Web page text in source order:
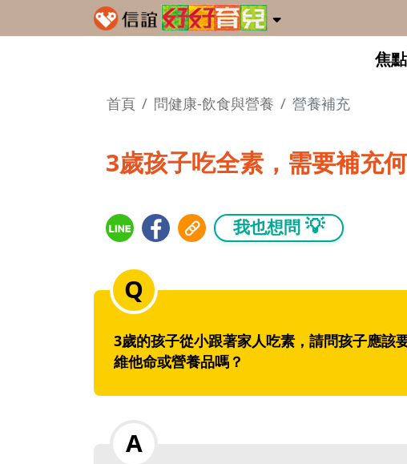
焦
首頁 問健康-飲食與營養 營養補充
3歲孩子吃全素，需要補充
我也想問 💡
3歲的孩子從小跟著家人吃素，請問孩子應該
維他命或營養品嗎？